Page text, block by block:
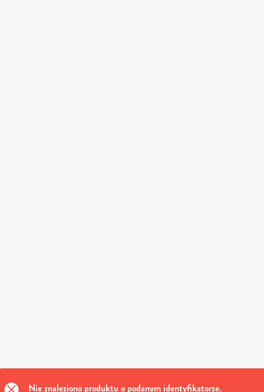
Nie znaleziono produktu o podanym identyfikatorze.